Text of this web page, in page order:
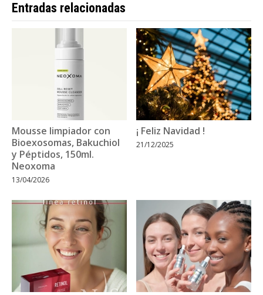
Entradas relacionadas
Mousse limpiador con
Bioexosomas, Bakuchiol
y Péptidos, 150ml.
Neoxoma
13/04/2026
¡ Feliz Navidad !
21/12/2025